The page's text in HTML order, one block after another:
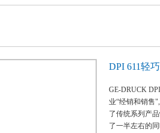
DPI 611轻
GE-DRUCK
业“经销和销售
了传统系列产
了一半左右的